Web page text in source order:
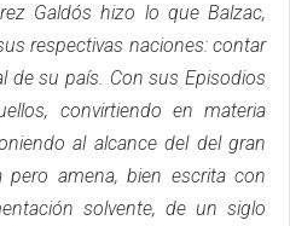
Galdós hizo lo que Balzac,
respectivas naciones: contar
de su país. Con sus Episodios
convirtiendo en materia
al alcance del del gran
amena, bien escrita con
solvente, de un siglo